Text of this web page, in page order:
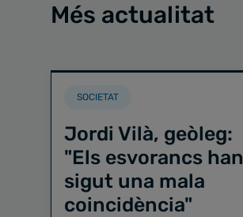
Més actualitat
SOCIETAT
Jordi Vilà, geòleg:
"Els esvorancs han
sigut una mala
coincidència"